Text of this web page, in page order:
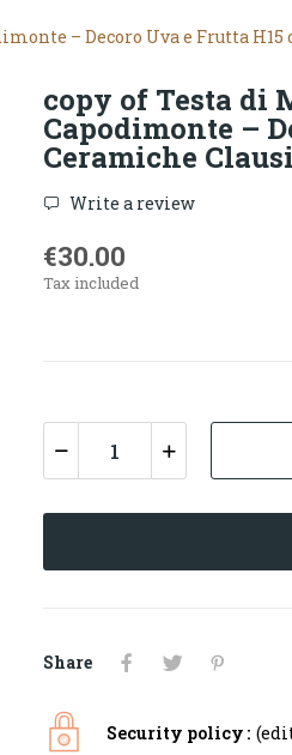
– Decoro Uva e Frutta H15
copy of Testa di
Capodimonte –
Ceramiche Clausi
Write a review
€30.00
Tax included
Share
Security policy